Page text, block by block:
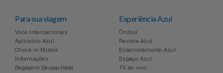
Para sua viagem
Voos Internacionais
Aplicativo Azul
Check-in Mobile
Informações
Bagagem Despachada
Experiência Azul
Ônibus
Revista Azul
Estacionamento Azul
Espaço Azul
TV ao vivo